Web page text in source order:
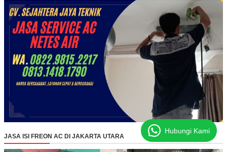
JASA ISI FREON AC DI JAKARTA UTARA
Hubungi Kami